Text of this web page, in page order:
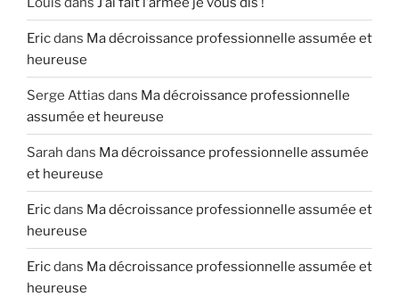
Ericdans Ma décroissance professionnelle assumée et
heureuse
Serge Attias dans Ma décroissance professionnelle
assumée et heureuse
Sarah dans Ma décroissance professionnelle assumée
et heureuse
Ericdans Ma décroissance professionnelle assumée et
heureuse
Ericdans Ma décroissance professionnelle assumée et
heureuse